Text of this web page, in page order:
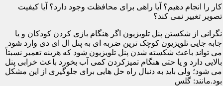
کار را انجام دهیم؟ آیا راهی برای محافظت وجود دارد؟ آیا کیفیت
تصویر تغییر نمی کند؟
نگرانی از شکستن پنل تلویزیون اگر هنگام بازی کردن کودکان و یا
جابه جایی تلویزیون کوچک ترین ضربه ای به پنل ال ای دی وارد شود
می تواند باعث شکسته شدن پنل تلویزیون شود که هزینه تعمیر نسبتاً
بالایی دارد و یا حتی هنگام تمیزکردن کمی آب بخورد باعث خرابی پنل
می شود؛ ولی باید به دنبال راه حل هایی برای جلوگیری از این مشکل
بود.مانند: گلس